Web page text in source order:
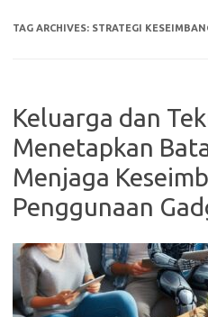
TAG ARCHIVES: STRATEGI
Keluarga dan
Menetapkan
Menjaga
Penggunaan